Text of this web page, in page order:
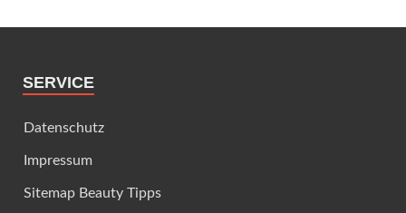
SERVICE
Datenschutz
Impressum
Sitemap Beauty Tipps